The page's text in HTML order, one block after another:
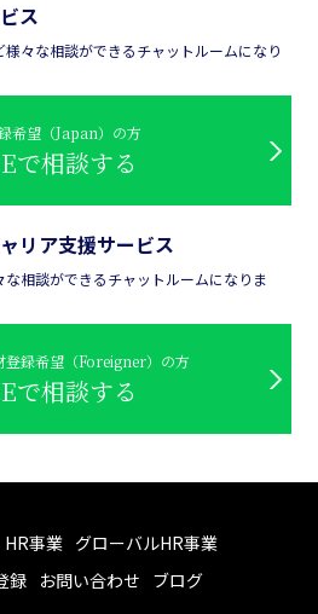
ス
々な相談ができるチャットルームになり
希望（Japan）の方
で相談する
リア支援サービス
な相談ができるチャットルームになりま
登録希望（Foreigner）の方
で相談する
HR事業 グローバルHR事業
録 お問い合わせ ブログ